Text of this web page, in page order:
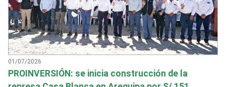
01/07/2026
PROINVERSIÓN: se inicia construcción de la